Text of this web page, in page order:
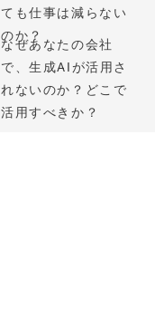
ても仕事は減らない
のか？
なぜあなたの会社
で、生成AIが活用さ
れないのか？どこで
活用すべきか？